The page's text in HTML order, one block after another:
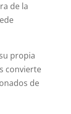
de la
propia
convierte
de